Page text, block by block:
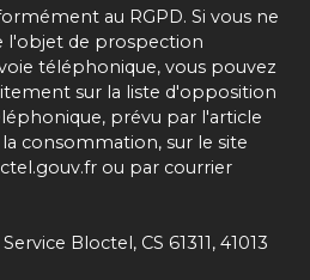
au RGPD. Si vous ne
l'objet de prospection
téléphonique, vous pouvez
sur la liste d'opposition
prévu par l'article
la consommation, sur le site
ou par courrier
Bloctel, CS 61311, 41013